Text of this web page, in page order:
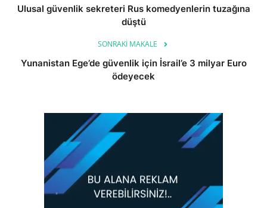
Ulusal güvenlik sekreteri Rus komedyenlerin tuzağına
düştü
SONRAKI MAKALE
Yunanistan Ege’de güvenlik için İsrail’e 3 milyar Euro
ödeyecek